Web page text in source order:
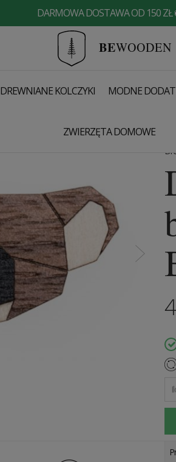
DARMOWA DOSTAWA OD 150 ZŁ
BEWOODEN
DREWNIANE KOLCZYKI MODNE
ZWIERZĘTA DOMOWE